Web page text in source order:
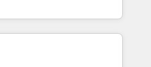
objectives. With 125+
of the most certified
both English & French.
scale smarter. We specialize
CMS migrations and
like Salesforce, NetSuite,
Microsoft Dynamics, Wix,
CRMs, turning fragmented